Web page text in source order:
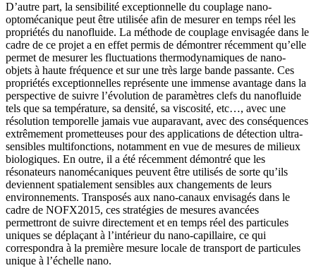
D’autre part, la sensibilité exceptionnelle du couplage nano-
optomécanique peut être utilisée afin de mesurer en temps réel les
propriétés du nanofluide. La méthode de couplage envisagée dans le
cadre de ce projet a en effet permis de démontrer récemment qu’elle
permet de mesurer les fluctuations thermodynamiques de nano-
objets à haute fréquence et sur une très large bande passante. Ces
propriétés exceptionnelles représente une immense avantage dans la
perspective de suivre l’évolution de paramètres clefs du nanofluide
tels que sa température, sa densité, sa viscosité, etc…, avec une
résolution temporelle jamais vue auparavant, avec des conséquences
extrêmement prometteuses pour des applications de détection ultra-
sensibles multifonctions, notamment en vue de mesures de milieux
biologiques. En outre, il a été récemment démontré que les
résonateurs nanomécaniques peuvent être utilisés de sorte qu’ils
deviennent spatialement sensibles aux changements de leurs
environnements. Transposés aux nano-canaux envisagés dans le
cadre de NOFX2015, ces stratégies de mesures avancées
permettront de suivre directement et en temps réel des particules
uniques se déplaçant à l’intérieur du nano-capillaire, ce qui
correspondra à la première mesure locale de transport de particules
unique à l’échelle nano.